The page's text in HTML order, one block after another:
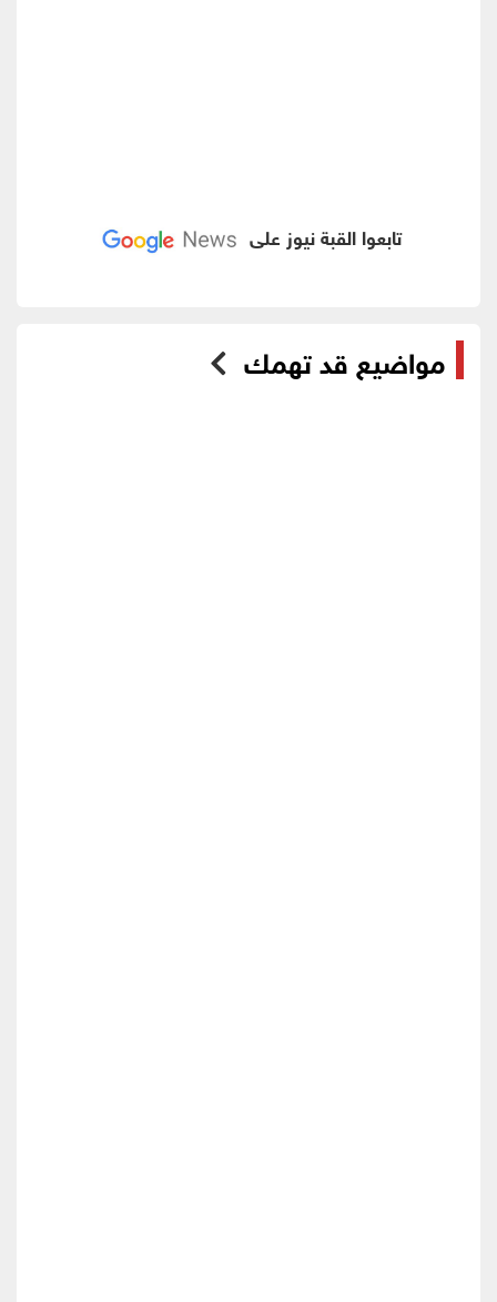
تابعوا القبة نيوز على
مواضيع قد تهمك